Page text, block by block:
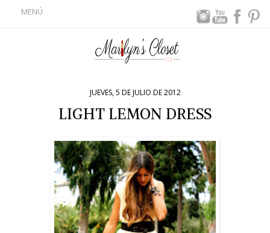
MENÚ
JUEVES, 5 DE JULIO DE 2012
LIGHT LEMON DRESS